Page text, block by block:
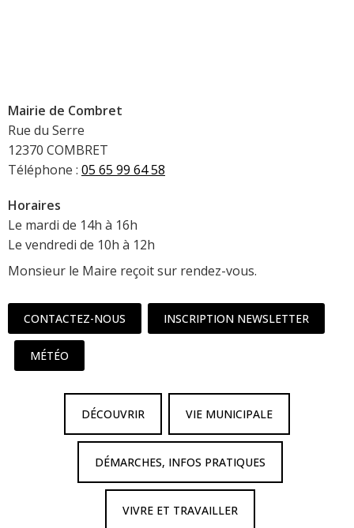
Mairie de Combret
Rue du Serre
12370 COMBRET
Téléphone : 05 65 99 64 58
Horaires
Le mardi de 14h à 16h
Le vendredi de 10h à 12h
Monsieur le Maire reçoit sur rendez-vous.
CONTACTEZ-NOUS INSCRIPTION NEWSLETTER
MÉTÉO
DÉCOUVRIR VIE MUNICIPALE
DÉMARCHES, INFOS PRATIQUES
VIVRE ET TRAVAILLER